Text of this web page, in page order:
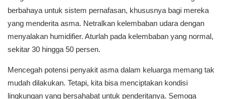
berbahaya untuk sistem pernafasan, khususnya bagi mereka
yang menderita asma. Netralkan kelembaban udara dengan
menyalakan humidifier. Aturlah pada kelembaban yang normal,
sekitar 30 hingga 50 persen.
Mencegah potensi penyakit asma dalam keluarga memang tak
mudah dilakukan. Tetapi, kita bisa menciptakan kondisi
lingkungan yang bersahabat untuk penderitanya. Semoga